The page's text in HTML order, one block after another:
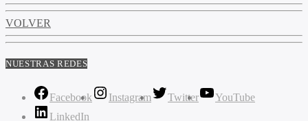
VOLVER
NUESTRAS REDES
Facebook Instagram Twitter
YouTube
LinkedIn